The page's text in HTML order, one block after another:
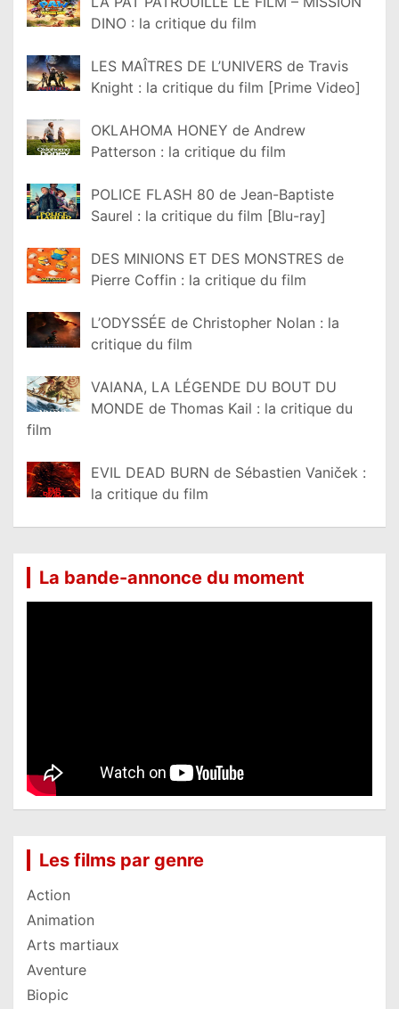
DINO : la critique du film
LES MAÎTRES DE L’UNIVERS de Travis
Knight : la critique du film [Prime Video]
OKLAHOMA HONEY de Andrew
Patterson : la critique du film
POLICE FLASH 80 de Jean-Baptiste
Saurel : la critique du film [Blu-ray]
DES MINIONS ET DES MONSTRES de
Pierre Coffin : la critique du film
L’ODYSSÉE de Christopher Nolan : la
critique du film
VAIANA, LA LÉGENDE DU BOUT DU
MONDE de Thomas Kail : la critique du
film
EVIL DEAD BURN de Sébastien Vaniček :
la critique du film
La bande-annonce du moment
Les films par genre
Action
Animation
Arts martiaux
Aventure
Biopic